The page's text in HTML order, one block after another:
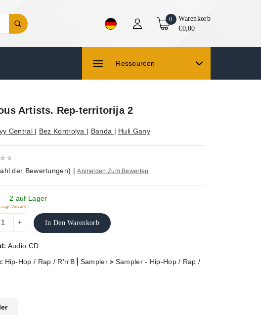
0
Warenkorb
€0,00
Ressourcen
Artists. Rep-territorija 2
Central | Bez Kontrolya | Banda | Huli Gany
der Bewertungen) | Anmelden Zum Bewerten
2 auf Lager
Versand
In Den Warenkorb
Audio CD
Hip-Hop / Rap / R'n'B| Sampler> Sampler - Hip-Hop / Rap /